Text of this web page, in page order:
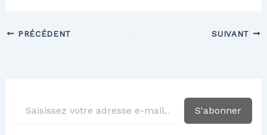
PRÉCÉDENT SUIVANT
S'abonner